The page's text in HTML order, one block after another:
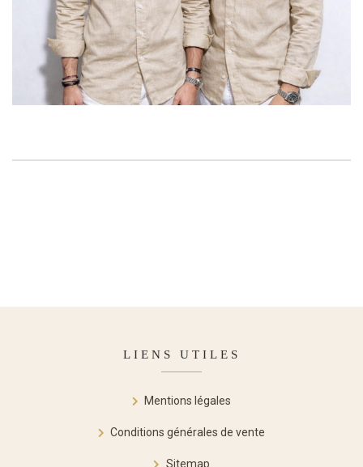
LIENS UTILES
Mentions légales
Conditions générales de vente
Sitemap